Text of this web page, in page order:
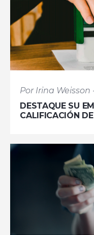
Por Irina Weisson
DESTAQUE SU
CALIFICACIÓN